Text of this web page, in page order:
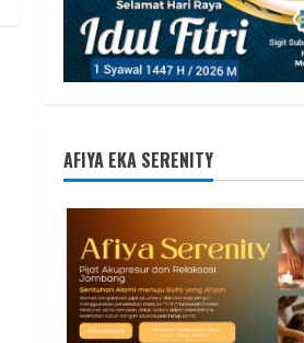
AFIYA EKA SERENITY